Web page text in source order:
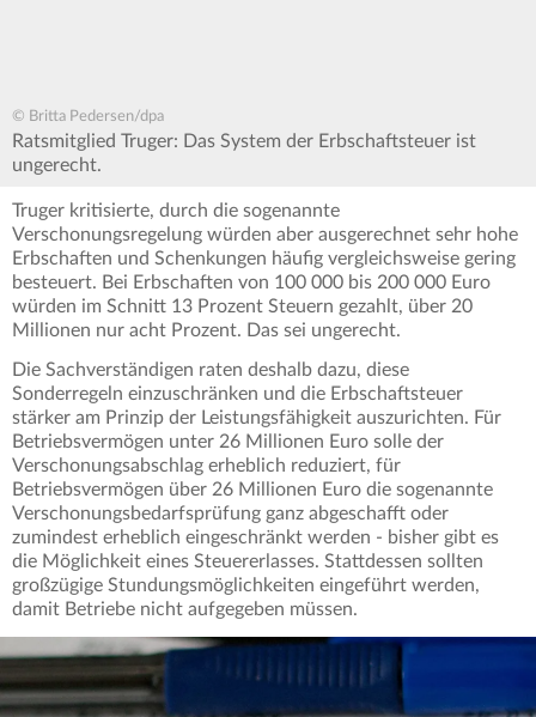
© Britta Pedersen/dpa
Ratsmitglied Truger: Das System der Erbschaftsteuer ist
ungerecht.
Truger kritisierte, durch die sogenannte
Verschonungsregelung würden aber ausgerechnet sehr hohe
Erbschaften und Schenkungen häufig vergleichsweise gering
besteuert. Bei Erbschaften von 100 000 bis 200 000 Euro
würden im Schnitt 13 Prozent Steuern gezahlt, über 20
Millionen nur acht Prozent. Das sei ungerecht.
Die Sachverständigen raten deshalb dazu, diese
Sonderregeln einzuschränken und die Erbschaftsteuer
stärker am Prinzip der Leistungsfähigkeit auszurichten. Für
Betriebsvermögen unter 26 Millionen Euro solle der
Verschonungsabschlag erheblich reduziert, für
Betriebsvermögen über 26 Millionen Euro die sogenannte
Verschonungsbedarfsprüfung ganz abgeschafft oder
zumindest erheblich eingeschränkt werden - bisher gibt es
die Möglichkeit eines Steuererlasses. Stattdessen sollten
großzügige Stundungsmöglichkeiten eingeführt werden,
damit Betriebe nicht aufgegeben müssen.